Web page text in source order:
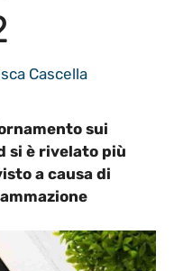
Cascella
sui
si è rivelato più
a causa di